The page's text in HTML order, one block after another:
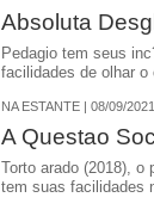
Absoluta
Pedagio tem seus
facilidades de olhar o
NA ESTANTE | 08/09/2021
A Questao
Torto arado (2018),
tem suas facilidades